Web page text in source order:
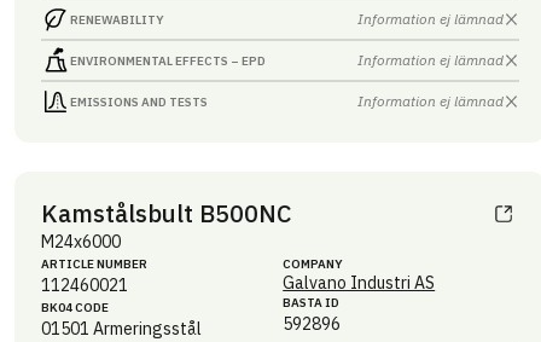
RENEWABILITY Information ej lämnad
ENVIRONMENTAL EFFECTS – EPD Information ej lämnad
EMISSIONS AND TESTS Information ej lämnad
Kamstålsbult B500NC
M24x6000
ARTICLE NUMBER
112460021
BK04 CODE
01501 Armeringsstål
COMPANY
Galvano Industri AS
BASTA ID
592896